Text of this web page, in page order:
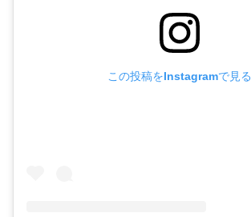
この投稿をInstagramで見る